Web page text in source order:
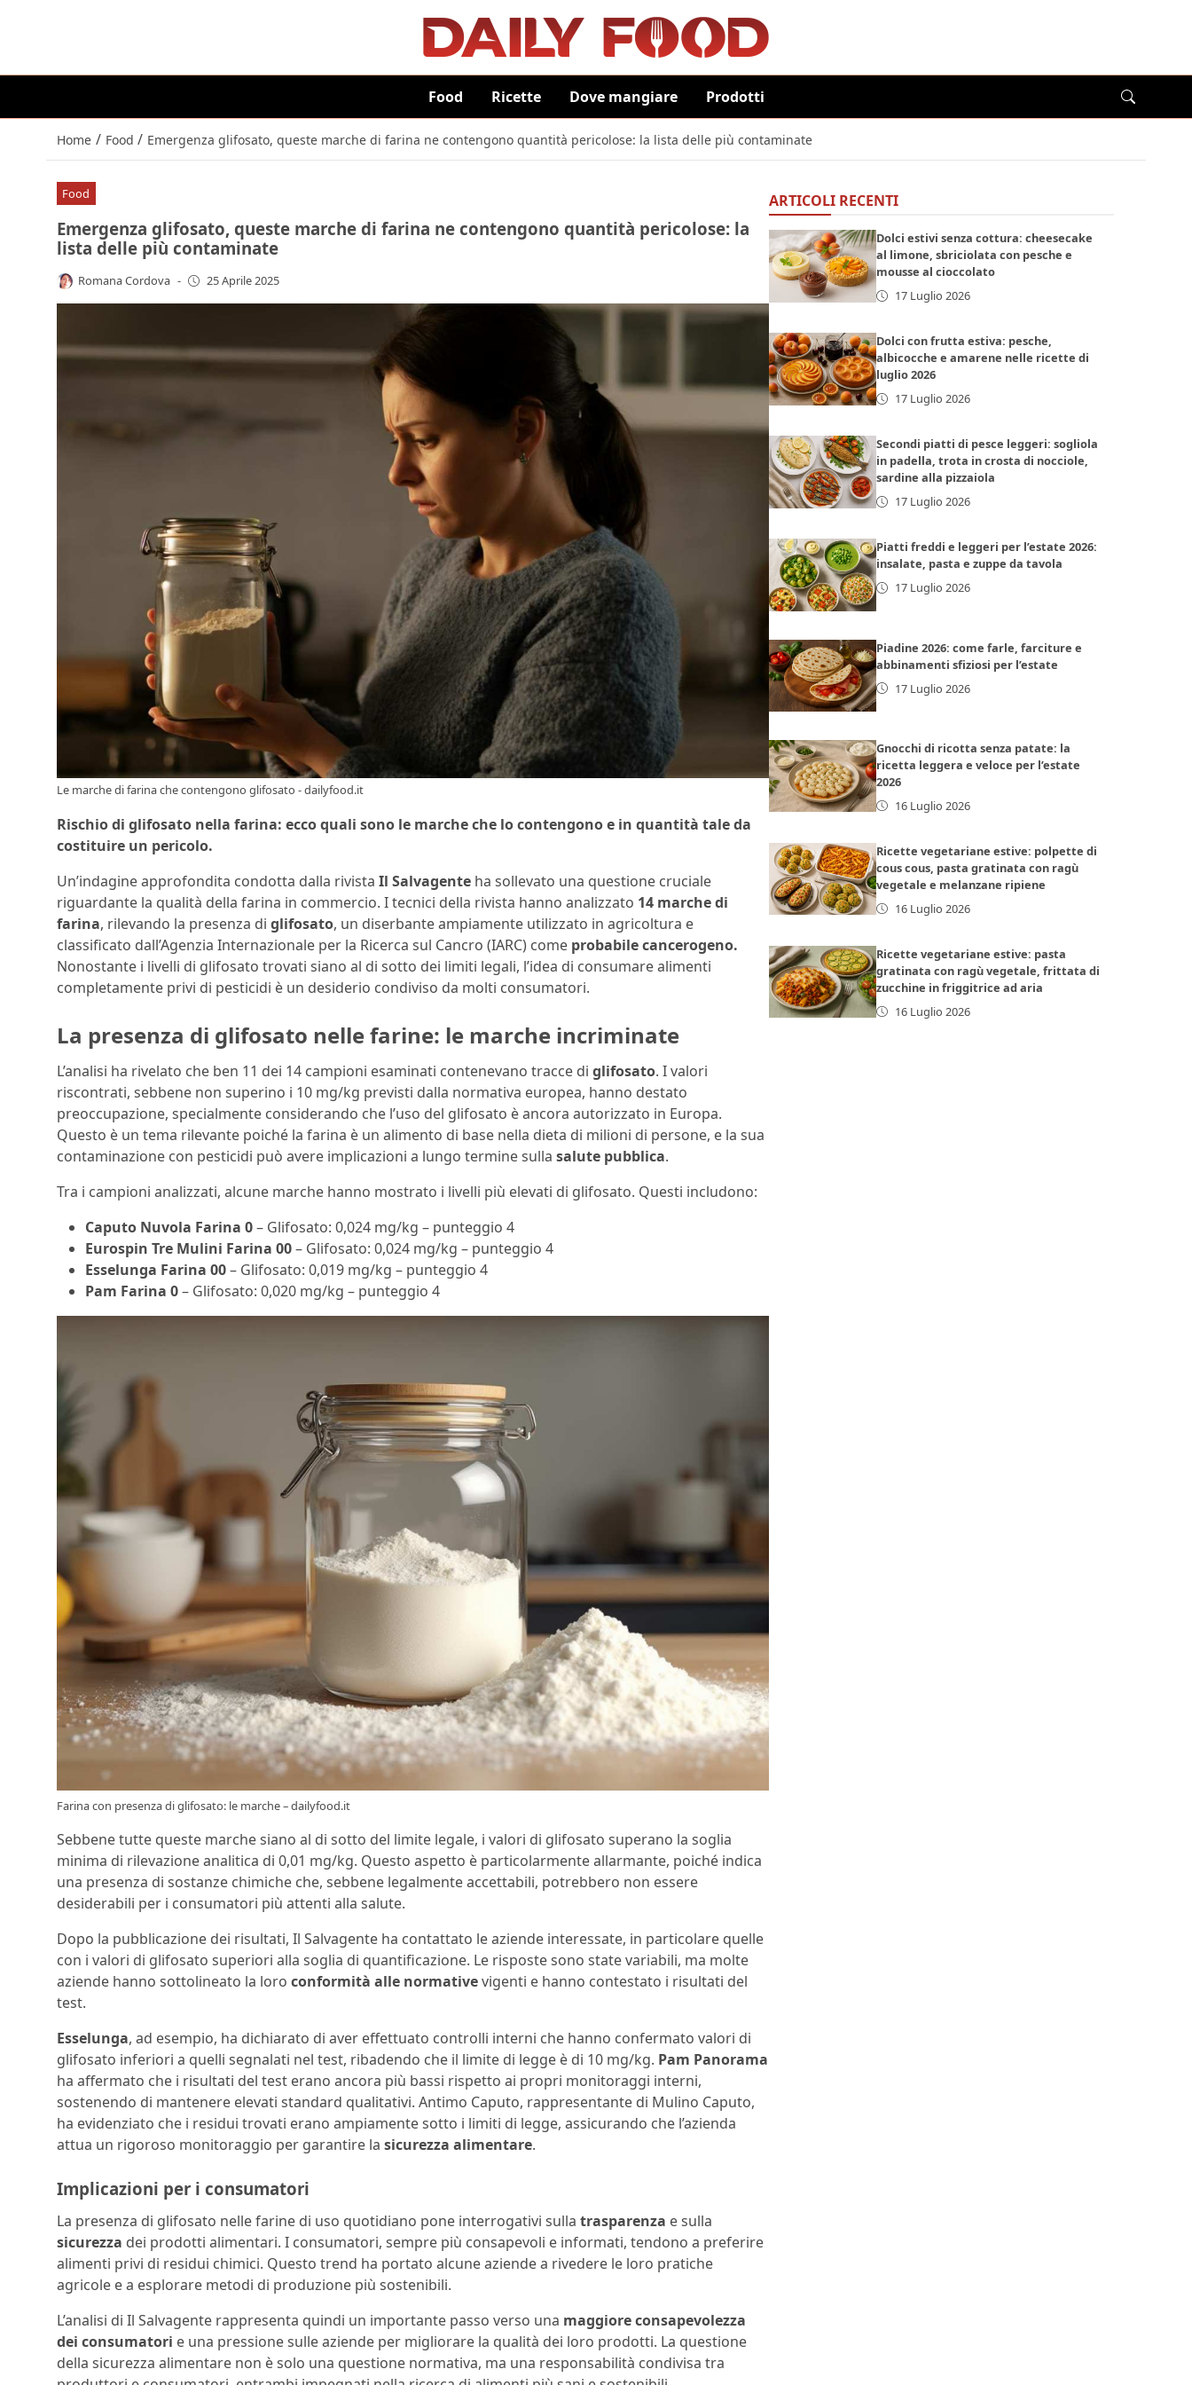
Food Ricette Dove mangiare Prodotti
Home / Food / Emergenza glifosato, queste marche di farina ne contengono quantità pericolose: la lista delle più contaminate
Food
Emergenza glifosato, queste marche di farina ne contengono quantità pericolose: la
lista delle più contaminate
Romana Cordova - 25 Aprile 2025
Le marche di farina che contengono glifosato - dailyfood.it
Rischio di glifosato nella farina: ecco quali sono le marche che lo contengono e in quantità tale da
costituire un pericolo.
Un’indagine approfondita condotta dalla rivista Il Salvagente ha sollevato una questione cruciale
riguardante la qualità della farina in commercio. I tecnici della rivista hanno analizzato 14 marche di
farina, rilevando la presenza di glifosato, un diserbante ampiamente utilizzato in agricoltura e
classificato dall’Agenzia Internazionale per la Ricerca sul Cancro (IARC) come probabile cancerogeno.
Nonostante i livelli di glifosato trovati siano al di sotto dei limiti legali, l’idea di consumare alimenti
completamente privi di pesticidi è un desiderio condiviso da molti consumatori.
La presenza di glifosato nelle farine: le marche incriminate
L’analisi ha rivelato che ben 11 dei 14 campioni esaminati contenevano tracce di glifosato. I valori
riscontrati, sebbene non superino i 10 mg/kg previsti dalla normativa europea, hanno destato
preoccupazione, specialmente considerando che l’uso del glifosato è ancora autorizzato in Europa.
Questo è un tema rilevante poiché la farina è un alimento di base nella dieta di milioni di persone, e la sua
contaminazione con pesticidi può avere implicazioni a lungo termine sulla salute pubblica.
Tra i campioni analizzati, alcune marche hanno mostrato i livelli più elevati di glifosato. Questi includono:
Caputo Nuvola Farina 0– Glifosato: 0,024 mg/kg – punteggio 4
Eurospin Tre Mulini Farina 00– Glifosato: 0,024 mg/kg – punteggio 4
Esselunga Farina 00– Glifosato: 0,019 mg/kg – punteggio 4
Pam Farina 0– Glifosato: 0,020 mg/kg – punteggio 4
Farina con presenza di glifosato: le marche – dailyfood.it
Sebbene tutte queste marche siano al di sotto del limite legale, i valori di glifosato superano la soglia
minima di rilevazione analitica di 0,01 mg/kg. Questo aspetto è particolarmente allarmante, poiché indica
una presenza di sostanze chimiche che, sebbene legalmente accettabili, potrebbero non essere
desiderabili per i consumatori più attenti alla salute.
Dopo la pubblicazione dei risultati, Il Salvagente ha contattato le aziende interessate, in particolare quelle
con i valori di glifosato superiori alla soglia di quantificazione. Le risposte sono state variabili, ma molte
aziende hanno sottolineato la loro conformità alle normativevigenti e hanno contestato i risultati del
test.
Esselunga, ad esempio, ha dichiarato di aver effettuato controlli interni che hanno confermato valori di
glifosato inferiori a quelli segnalati nel test, ribadendo che il limite di legge è di 10 mg/kg. Pam Panorama
ha affermato che i risultati del test erano ancora più bassi rispetto ai propri monitoraggi interni,
sostenendo di mantenere elevati standard qualitativi. Antimo Caputo, rappresentante di Mulino Caputo,
ha evidenziato che i residui trovati erano ampiamente sotto i limiti di legge, assicurando che l’azienda
attua un rigoroso monitoraggio per garantire la sicurezza alimentare.
Implicazioni per i consumatori
La presenza di glifosato nelle farine di uso quotidiano pone interrogativi sulla trasparenza e sulla
sicurezza dei prodotti alimentari. I consumatori, sempre più consapevoli e informati, tendono a preferire
alimenti privi di residui chimici. Questo trend ha portato alcune aziende a rivedere le loro pratiche
agricole e a esplorare metodi di produzione più sostenibili.
L’analisi di Il Salvagente rappresenta quindi un importante passo verso una maggiore consapevolezza
dei consumatori e una pressione sulle aziende per migliorare la qualità dei loro prodotti. La questione
della sicurezza alimentare non è solo una questione normativa, ma una responsabilità condivisa tra
ARTICOLI RECENTI
Dolci estivi senza cottura: cheesecake
al limone, sbriciolata con pesche e
mousse al cioccolato
17 Luglio 2026
Dolci con frutta estiva: pesche,
albicocche e amarene nelle ricette di
luglio 2026
17 Luglio 2026
Secondi piatti di pesce leggeri: sogliola
in padella, trota in crosta di nocciole,
sardine alla pizzaiola
17 Luglio 2026
Piatti freddi e leggeri per l’estate 2026:
insalate, pasta e zuppe da tavola
17 Luglio 2026
Piadine 2026: come farle, farciture e
abbinamenti sfiziosi per l’estate
17 Luglio 2026
Gnocchi di ricotta senza patate: la
ricetta leggera e veloce per l’estate
2026
16 Luglio 2026
Ricette vegetariane estive: polpette di
cous cous, pasta gratinata con ragù
vegetale e melanzane ripiene
16 Luglio 2026
Ricette vegetariane estive: pasta
gratinata con ragù vegetale, frittata di
zucchine in friggitrice ad aria
16 Luglio 2026